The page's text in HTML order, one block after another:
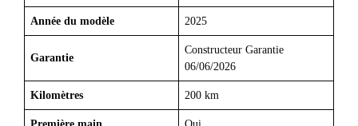
Année du modèle 2025
Garantie
Constructeur Garantie
06/06/2026
Kilomètres 200 km